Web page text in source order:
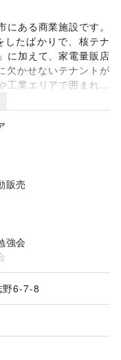
ある商業施設です。
たばかりで、核テナ
に加えて、家電量販店
欠かせないテナントが
工業エリアで囲まれて
だけます。
前にある屋外スペース
目に留まる場所のた
い。
販売
強会
野6-7-8